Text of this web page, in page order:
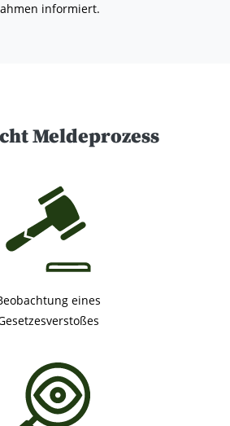
informiert.
Meldeprozess
eines